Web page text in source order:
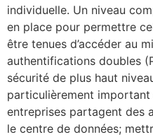
individuelle. Un niveau
en place pour permettre
être tenues d’accéder au
authentifications doubles
sécurité de plus haut
particulièrement important
entreprises partagent des
le centre de données;